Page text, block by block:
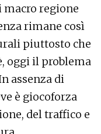
macro regione
rimane così
piuttosto che
oggi il problema
assenza di
è giocoforza
del traffico e